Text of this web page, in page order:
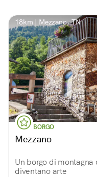
18km | Mezzano, TN
BORGO
Mezzano
Un borgo di
diventano arte